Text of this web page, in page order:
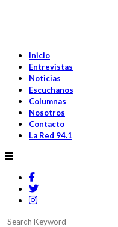
Inicio
Entrevistas
Noticias
Escuchanos
Columnas
Nosotros
Contacto
La Red 94.1